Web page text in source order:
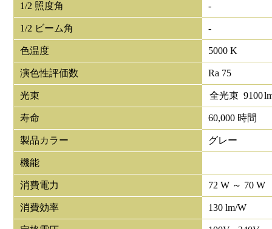
1/2 照度角 -
1/2 ビーム角 -
色温度 5000 K
演色性評価数 Ra 75
光束 全光束 9100
寿命 60,000 時間
製品カラー グレー
機能
消費電力 72 W ～ 70 W
消費効率 130 lm/W